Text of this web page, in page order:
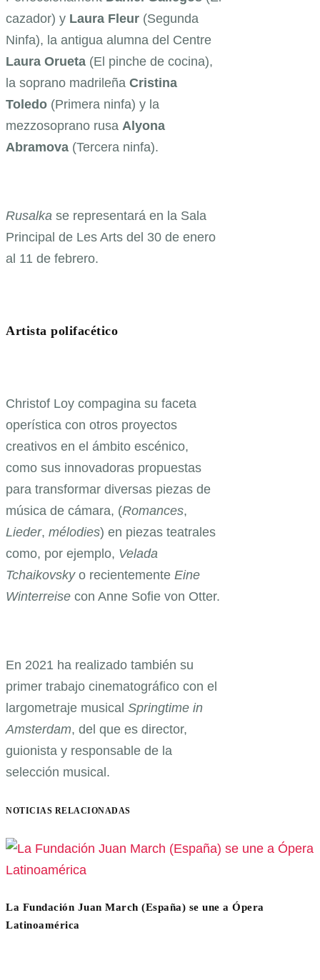
cazador) y Laura Fleur (Segunda
Ninfa), la antigua alumna del Centre
Laura Orueta (El pinche de cocina),
la soprano madrileña Cristina
Toledo (Primera ninfa) y la
mezzosoprano rusa Alyona
Abramova (Tercera ninfa).
Rusalka se representará en la Sala
Principal de Les Arts del 30 de enero
al 11 de febrero.
Artista polifacético
Christof Loy compagina su faceta
operística con otros proyectos
creativos en el ámbito escénico,
como sus innovadoras propuestas
para transformar diversas piezas de
música de cámara, (Romances,
Lieder, mélodies) en piezas teatrales
como, por ejemplo, Velada
Tchaikovskyo recientemente Eine
Winterreise con Anne Sofie von Otter.
En 2021 ha realizado también su
primer trabajo cinematográfico con el
largometraje musical Springtime in
Amsterdam, del que es director,
guionista y responsable de la
selección musical.
NOTICIAS RELACIONADAS
La Fundación Juan March (España) se une a Ópera
Latinoamérica